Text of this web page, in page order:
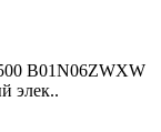
B01N06ZWXW
элек..